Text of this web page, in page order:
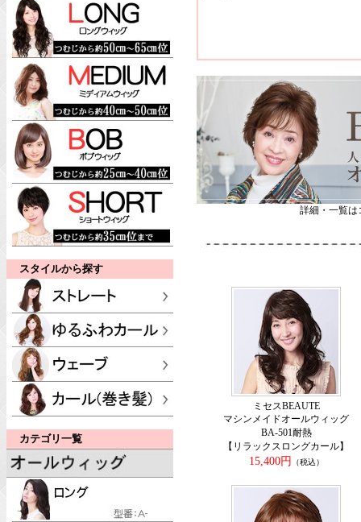
スタイルから探す
カテゴリ一覧
詳細・一覧は
ミセスBEAUTE
マシンメイドオールウィッグ
BA-501耐熱
【リラックスロングカール】
15,400円
（税込）